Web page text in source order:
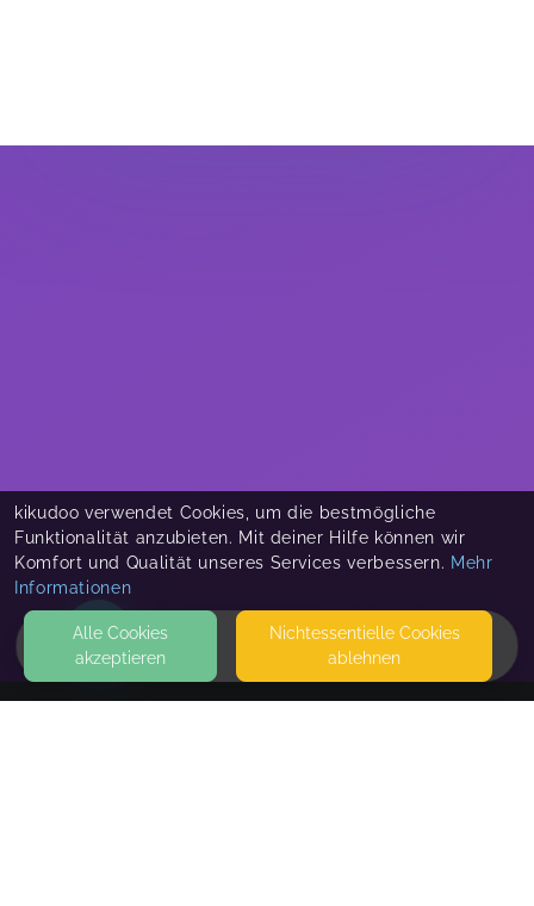
HOME
kikudoo verwendet Cookies, um die bestmögliche
Funktionalität anzubieten. Mit deiner Hilfe können wir
Komfort und Qualität unseres Services verbessern. Mehr
Informationen
Alle Cookies
akzeptieren
Nicht­essentielle Cookies
ablehnen